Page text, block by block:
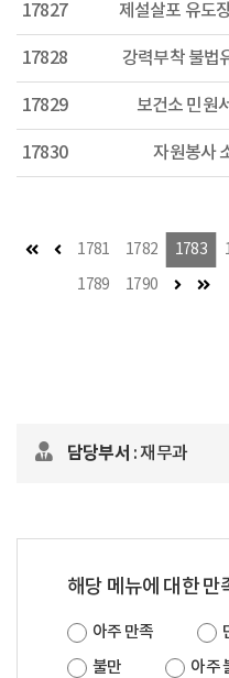
17827 제설살포 유도
17828 강력부착 불법
17829 보건소 민원
17830 자원봉사
첫 페이지
이전 페이지
1781 1782 1783
1789
1790 다음 페
마
담당부서 : 재무과
해당 메뉴에 대한
아주 만족
불만
아주